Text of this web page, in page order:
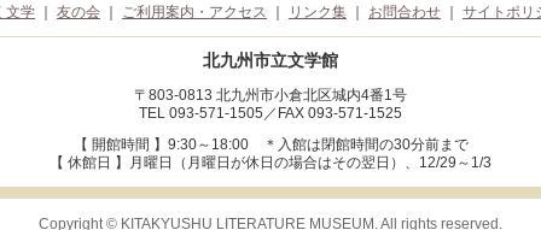
文学 友の会 ご利用案内・アクセス リンク集 お問合わせ サイトポリ
北九州市立文学館
〒803-0813 北九州市小倉北区城内4番1号
TEL 093-571-1505／FAX 093-571-1525
【 開館時間 】9:30～18:00
＊入館は閉館時間の30分前まで
【 休館日 】月曜日（月曜日が休日の場合はその翌日）、12/29～1/3
Copyright © KITAKYUSHU LITERATURE MUSEUM. All rights reserved.